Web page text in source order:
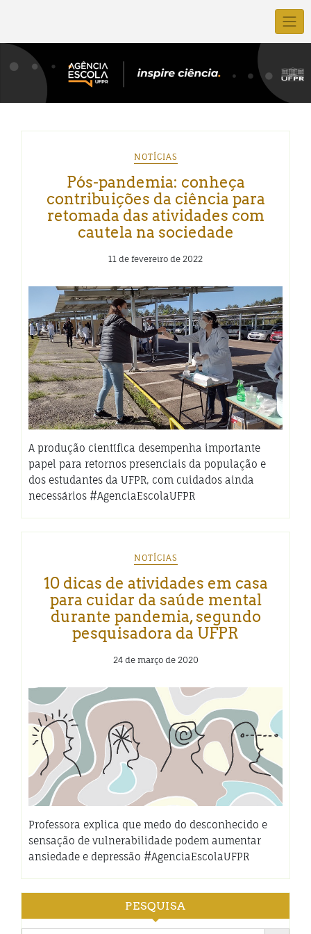
NOTÍCIAS
Pós-pandemia: conheça
contribuições da ciência para
retomada das atividades com
cautela na sociedade
11 de fevereiro de 2022
A produção científica desempenha importante
papel para retornos presenciais da população e
dos estudantes da UFPR, com cuidados ainda
necessários #AgenciaEscolaUFPR
NOTÍCIAS
10 dicas de atividades em casa
para cuidar da saúde mental
durante pandemia, segundo
pesquisadora da UFPR
24 de março de 2020
Professora explica que medo do desconhecido e
sensação de vulnerabilidade podem aumentar
ansiedade e depressão #AgenciaEscolaUFPR
PESQUISA
Search Button